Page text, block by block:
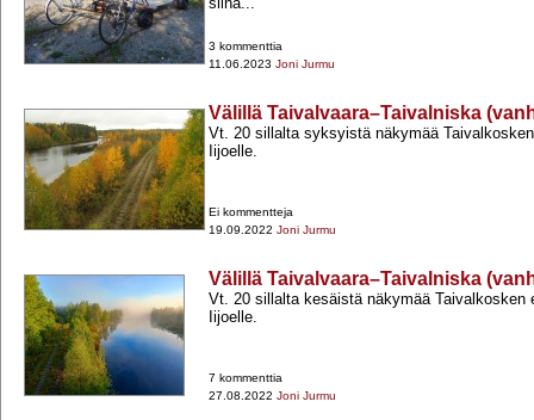
3 kommenttia
11.06.2023 Joni Jurmu
Välillä Taivalvaara–Taivalniska
Vt. 20 sillalta syksyistä näkymää
Iijoelle.
Ei kommentteja
19.09.2022 Joni Jurmu
Välillä Taivalvaara–Taivalniska
Vt. 20 sillalta kesäistä näkymää Taivalkosken
Iijoelle.
7 kommenttia
27.08.2022 Joni Jurmu